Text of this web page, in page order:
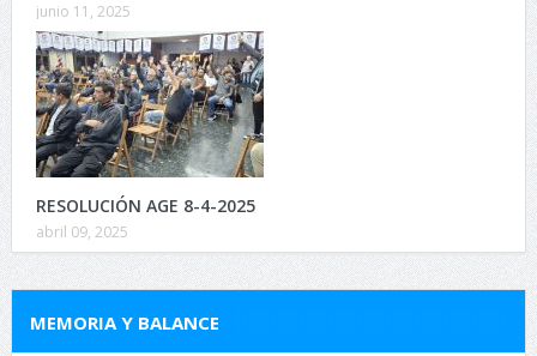
junio 11, 2025
RESOLUCIÓN AGE 8-4-2025
abril 09, 2025
MEMORIA Y BALANCE